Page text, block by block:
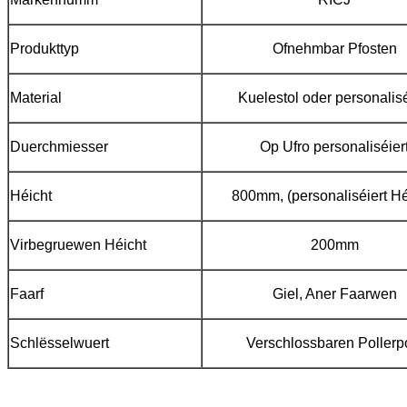
Produkttyp Ofnehmbar Pfosten
Material Kuelestol oder
Duerchmiesser Op Ufro
Héicht 800mm, (personaliséiert
Virbegruewen Héicht 200mm
Faarf Giel, Aner Faarwen
Schlësselwuert Verschlossbaren